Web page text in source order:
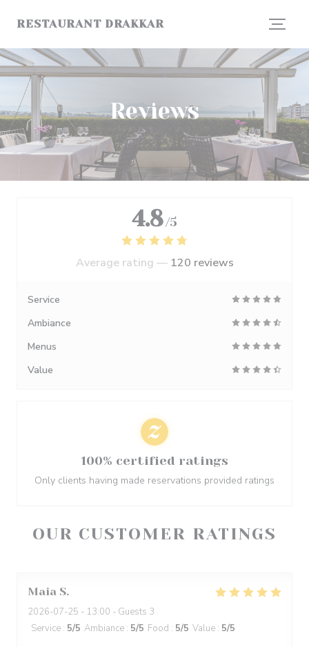
RESTAURANT DRAKKAR
Reviews
OUR CUSTOMER RATINGS
Maia S
2026-07-25 - 13:00 - Guests 3
Service : 5/5 Ambiance : 5/5 Food : 5/5 Value : 5/5
4.8 /5
Average rating — 120 reviews
Service
Ambiance
Menus
Value
100% certified ratings
Only clients having made reservations provided ratings